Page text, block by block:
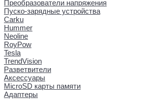
Преобразователи напряжения
Пуско-зарядные устройства
Carku
Hummer
Neoline
RoyPow
Tesla
TrendVision
Разветвители
Аксессуары
MicroSD карты памяти
Адаптеры